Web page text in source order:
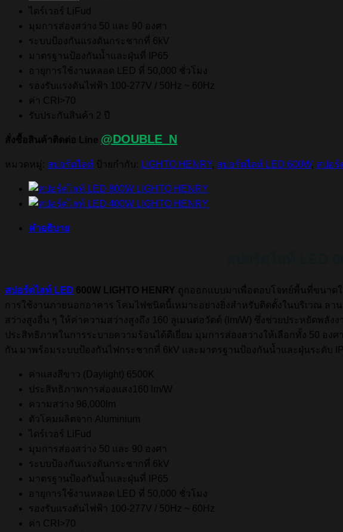
ไดร์เวอร์ LiFud
มุมการส่องสว่าง 50 และ 90 องศา
ระบบป้องกันแรงดันกระชากที่ 6kV
มาตรฐานป้องกันน้ำและฝุ่นที่ IP65
อายุการใช้งานหลอด LED ที่ 50,000 ชั่วโมง
รองรับแรงดันไฟฟ้า 100-277V / 50Hz ~ 60Hz
ค่า CRI>70
รับประกันสินค้า 2 ปี
สั่งซื้อสินค้าติดต่อ Line @DOUBLE_N
หมวดหมู่: สปอร์ตไลท์ ป้ายกำกับ: LIGHTO HENRY, สปอร์ตไลท์ LED 600W, สปอร์
คำอธิบาย
สปอร์ตไลท์ LED 600W LIGHTO HENRY ถูกออกแบบมาเพื่อตอบโจทย์พื้นที่ขนาด
การใช้งานภายนอกอาคาร โคมไฟชนิดนี้เหมาะอย่างยิ่งสำหรับติดตั้งในบริเวณ ล
สว่างสูงอื่น ๆ ให้ค่าความสว่างสูงถึง 160 ลูเมนต่อวัตต์ (lm/W) ซึ่งช่วยประหยัดพลั
ประสิทธิภาพในการระบายความร้อนได้ดีเยี่ยม มุมการส่องสว่างให้เลือกทั้ง 50 อ
กัน มาพร้อมระบบป้องกันไฟกระชากที่ 6kV และมาตรฐานป้องกันน้ำและฝุ่นระดับ
ค่าแสงสีขาว (Daylight) 6500K
ประสิทธิภาพการส่องแสง160 lm/W
ความสว่าง 96,000lm
ตัวโคมผลิตจาก Aluminium
ไดร์เวอร์ LiFud
มุมการส่องสว่าง 50 และ 90 องศา
ระบบป้องกันแรงดันกระชากที่ 6kV
มาตรฐานป้องกันน้ำและฝุ่นที่ IP65
อายุการใช้งานหลอด LED ที่ 50,000 ชั่วโมง
รองรับแรงดันไฟฟ้า 100-277V / 50Hz ~ 60Hz
ค่า CRI>70